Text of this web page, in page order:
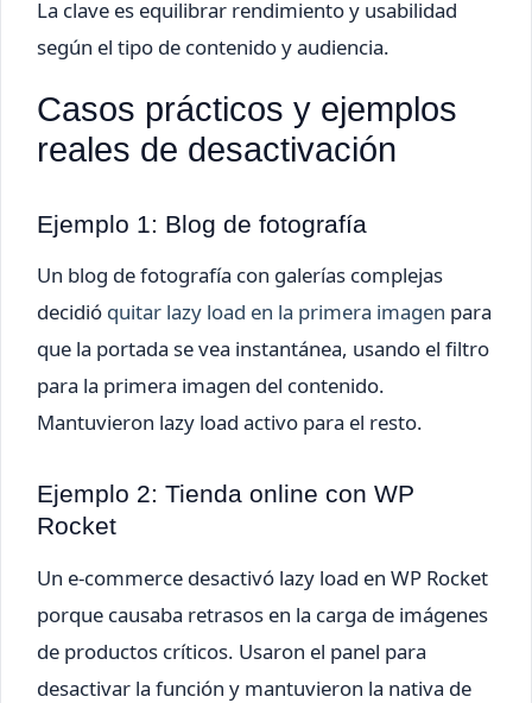
La clave es equilibrar rendimiento y usabilidad
según el tipo de contenido y audiencia.
Casos prácticos y ejemplos
reales de desactivación
Ejemplo 1: Blog de fotografía
Un blog de fotografía con galerías complejas
decidió quitar lazy load en la primera imagen para
que la portada se vea instantánea, usando el filtro
para la primera imagen del contenido.
Mantuvieron lazy load activo para el resto.
Ejemplo 2: Tienda online con WP
Rocket
Un e-commerce desactivó lazy load en WP Rocket
porque causaba retrasos en la carga de imágenes
de productos críticos. Usaron el panel para
desactivar la función y mantuvieron la nativa de